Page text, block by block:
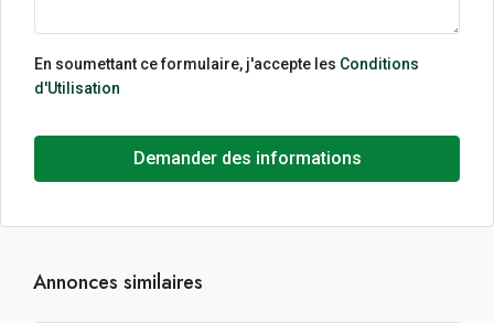
En soumettant ce formulaire, j'accepte les Conditions
d'Utilisation
Demander des informations
Annonces similaires
176€ m²/an HT HC